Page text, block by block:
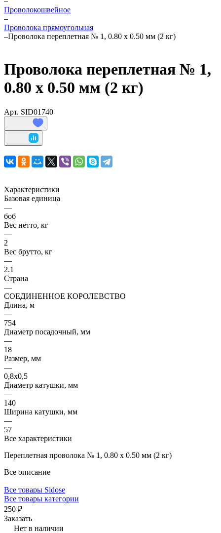
Проволокошвейное
–
Проволока прямоугольная
–Проволока переплетная № 1, 0.80 х 0.50 мм (2 кг)
Проволока переплетная № 1,
0.80 х 0.50 мм (2 кг)
Арт. SID01740
Характеристики
Базовая единица
—
боб
Вес нетто, кг
—
2
Вес брутто, кг
—
2.1
Страна
—
СОЕДИНЕННОЕ КОРОЛЕВСТВО
Длина, м
—
754
Диаметр посадочный, мм
—
18
Размер, мм
—
0,8х0,5
Диаметр катушки, мм
—
140
Ширина катушки, мм
—
57
Все характеристики
Переплетная проволока № 1, 0.80 х 0.50 мм (2 кг)
Все описание
Все товары Sidose
Все товары категории
250 ₽
Заказать
Нет в наличии